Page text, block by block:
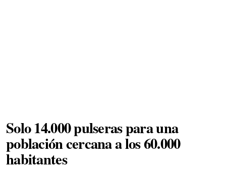
Solo 14.000 pulseras para una
población cercana a los 60.000
habitantes